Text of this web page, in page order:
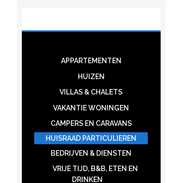
APPARTEMENTEN
HUIZEN
VILLAS & CHALETS
VAKANTIE WONINGEN
CAMPERS EN CARAVANS
HUISRAAD PARTICULIEREN
BEDRIJVEN & DIENSTEN
VRIJE TIJD, B&B, ETEN EN
DRINKEN